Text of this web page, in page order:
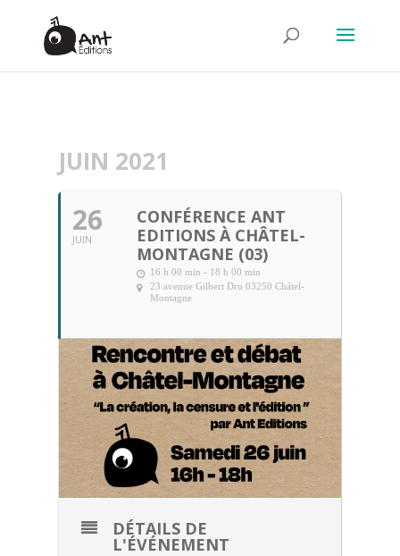
JUIN 2021
26
JUIN
CONFÉRENCE ANT
EDITIONS À CHÂTEL-
MONTAGNE (03)
16 h 00 min - 18 h 00 min
23 avenue Gilbert Dru 03250 Châtel-
Montagne
DÉTAILS DE
L'ÉVÉNEMENT